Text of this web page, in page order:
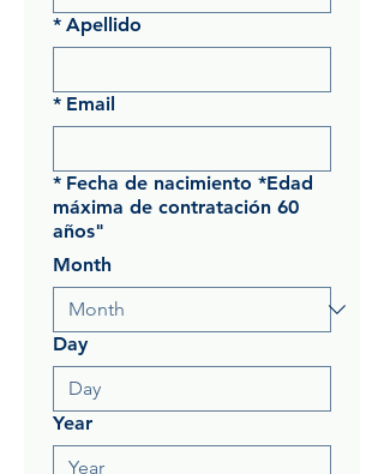
* Apellido
* Email
* Fecha de nacimiento *Edad
máxima de contratación 60
años"
Month
Day
Year